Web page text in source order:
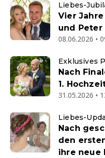
Liebes-
Vier
und Peter
08.06.2026 •
Exklusives
Nach
1.
31.05.2026 •
Liebes-
Nach
den
ihre neue